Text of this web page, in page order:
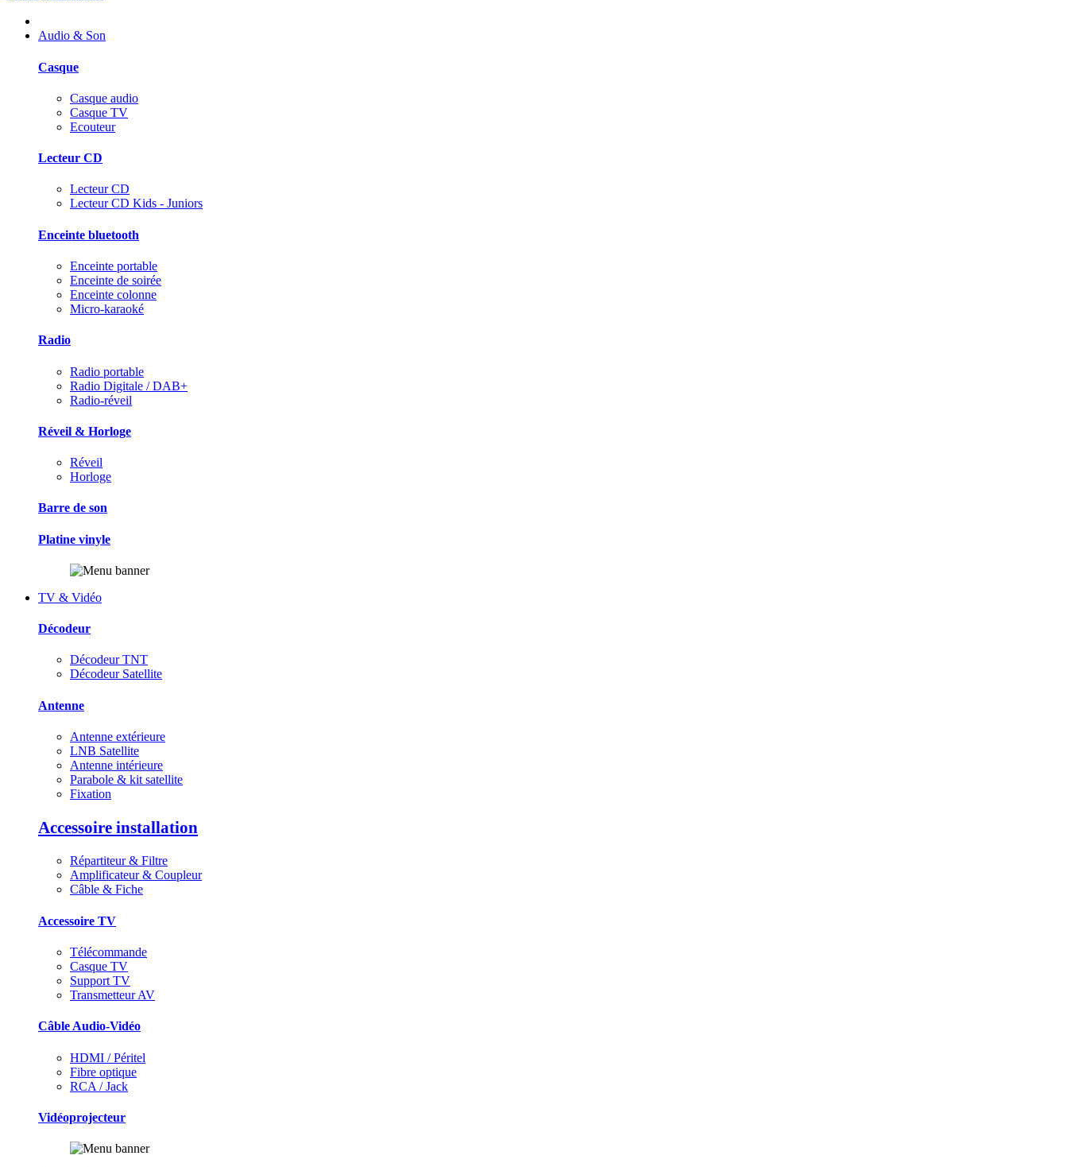
Audio & Son
Casque
Casque audio
Casque TV
Ecouteur
Lecteur CD
Lecteur CD
Lecteur CD Kids - Juniors
Enceinte bluetooth
Enceinte portable
Enceinte de soirée
Enceinte colonne
Micro-karaoké
Radio
Radio portable
Radio Digitale / DAB+
Radio-réveil
Réveil & Horloge
Réveil
Horloge
Barre de son
Platine vinyle
TV & Vidéo
Décodeur
Décodeur TNT
Décodeur Satellite
Antenne
Antenne extérieure
LNB Satellite
Antenne intérieure
Parabole & kit satellite
Fixation
Accessoire installation
Répartiteur & Filtre
Amplificateur & Coupleur
Câble & Fiche
Accessoire TV
Télécommande
Casque TV
Support TV
Transmetteur AV
Câble Audio-Vidéo
HDMI / Péritel
Fibre optique
RCA / Jack
Vidéoprojecteur